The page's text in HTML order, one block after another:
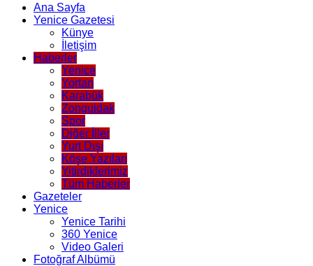
Ana Sayfa
Yenice Gazetesi
Künye
İletişim
Haberler
Yenice
Yortan
Karabük
Zonguldak
Spor
Diğer İller
Yurt Dışı
Köşe Yazıları
Yitirdiklerimiz
Tüm Haberler
Gazeteler
Yenice
Yenice Tarihi
360 Yenice
Video Galeri
Fotoğraf Albümü